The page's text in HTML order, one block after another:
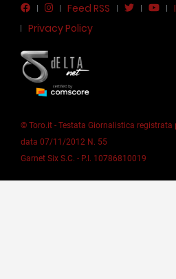
Feed RSS
Privacy Policy
© Toro.it - Testata Giornalistica registrata
data 07/11/2012 N. 55
Garnet Six S.C. - P.I. 10786810019